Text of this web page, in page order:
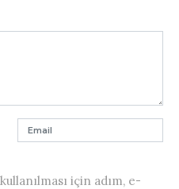
için adım, e-